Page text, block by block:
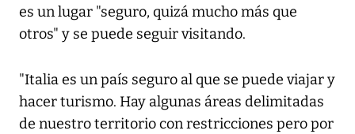
es un lugar "seguro, quizá mucho más que
otros" y se puede seguir visitando.
"Italia es un país seguro al que se puede viajar y
hacer turismo. Hay algunas áreas delimitadas
de nuestro territorio con restricciones pero por